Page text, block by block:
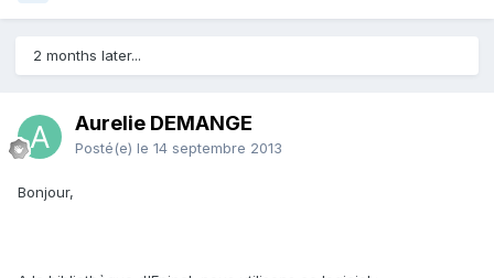
2 months later...
Aurelie DEMANGE
Posté(e) le 14 septembre 2013
Bonjour,